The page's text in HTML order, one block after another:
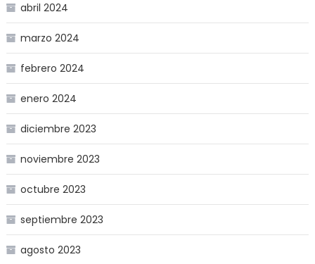
abril 2024
marzo 2024
febrero 2024
enero 2024
diciembre 2023
noviembre 2023
octubre 2023
septiembre 2023
agosto 2023